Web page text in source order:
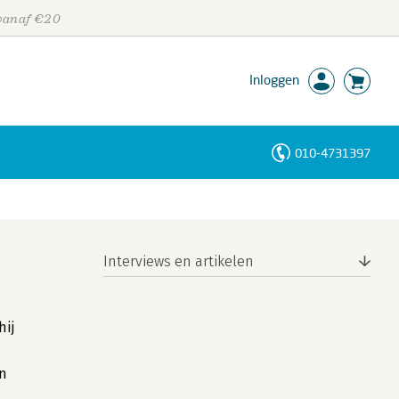
€20
Inloggen
010-4731397
Interviews en artikelen
Personen